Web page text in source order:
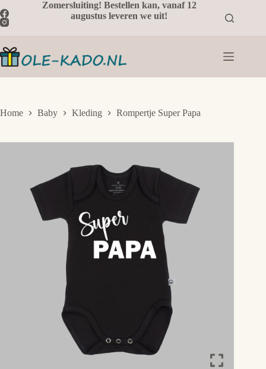
naar
de
Zomersluiting! Bestellen kan, vanaf 12
augustus leveren we uit!
Home Baby Kleding Rompertje Super Papa